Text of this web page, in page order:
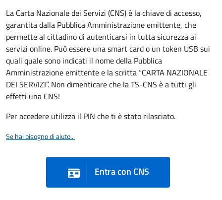
La Carta Nazionale dei Servizi (CNS) è la chiave di accesso,
garantita dalla Pubblica Amministrazione emittente, che
permette al cittadino di autenticarsi in tutta sicurezza ai
servizi online. Può essere una smart card o un token USB sui
quali quale sono indicati il nome della Pubblica
Amministrazione emittente e la scritta “CARTA NAZIONALE
DEI SERVIZI”. Non dimenticare che la TS-CNS è a tutti gli
effetti una CNS!
Per accedere utilizza il PIN che ti è stato rilasciato.
Se hai bisogno di aiuto...
Entra con CNS